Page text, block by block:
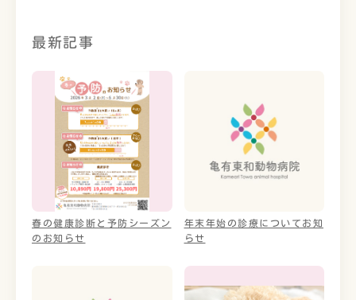
最新記事
春の健康診断と予防シーズン
のお知らせ
年末年始の診療についてお知
らせ